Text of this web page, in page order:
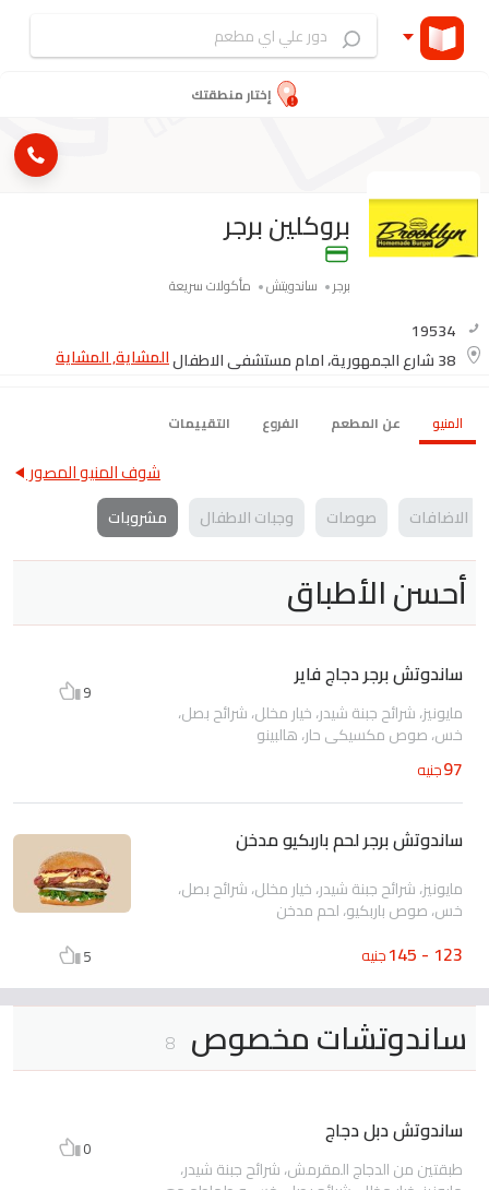
إختار منطقتك
بروكلين برجر
برجر ساندويتش مأكولات سريعة
19534
38 شارع الجمهورية، امام مستشفي الاطفال
المشاية, المشاية
المنيو عن المطعم الفروع التقييمات
شوف المنيو المصور
الاضافات صوصات وجبات الاطفال مشروبات
أحسن الأطباق
ساندوتش برجر دجاج فاير
مايونيز، شرائح جبنة شيدر، خيار مخلل، شرائح بصل،
خس، صوص مكسيكي حار، هالبينو
97جنيه
9
ساندوتش برجر لحم باربكيو مدخن
مايونيز، شرائح جبنة شيدر، خيار مخلل، شرائح بصل،
خس، صوص باربكيو، لحم مدخن
123 - 145 جنيه 5
ساندوتشات مخصوص 8
ساندوتش دبل دجاج
طبقتين من الدجاج المقرمش، شرائح جبنة شيدر،
0